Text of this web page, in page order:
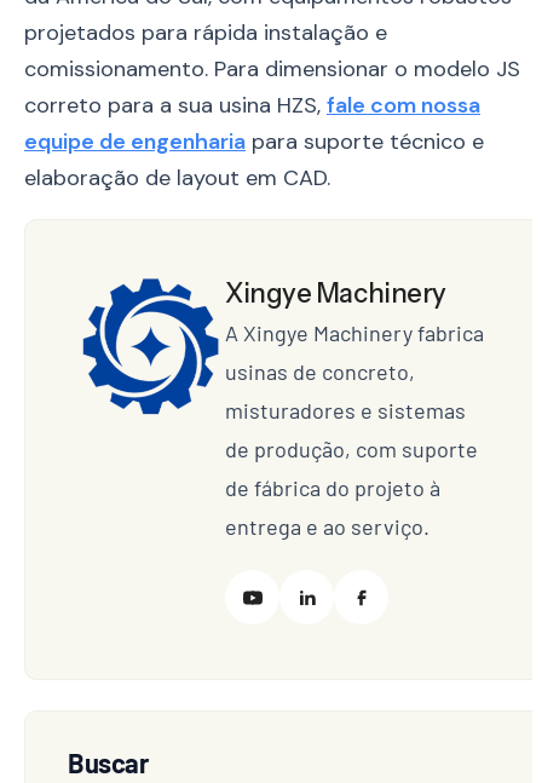
projetados para rápida instalação e
comissionamento. Para dimensionar o modelo JS
correto para a sua usina HZS, fale com nossa
equipe de engenharia para suporte técnico e
elaboração de layout em CAD.
Xingye Machinery
A Xingye Machinery fabrica
usinas de concreto,
misturadores e sistemas
de produção, com suporte
de fábrica do projeto à
entrega e ao serviço.
Buscar